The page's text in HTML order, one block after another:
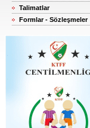
Talimatlar
Formlar - Sözleşmeler